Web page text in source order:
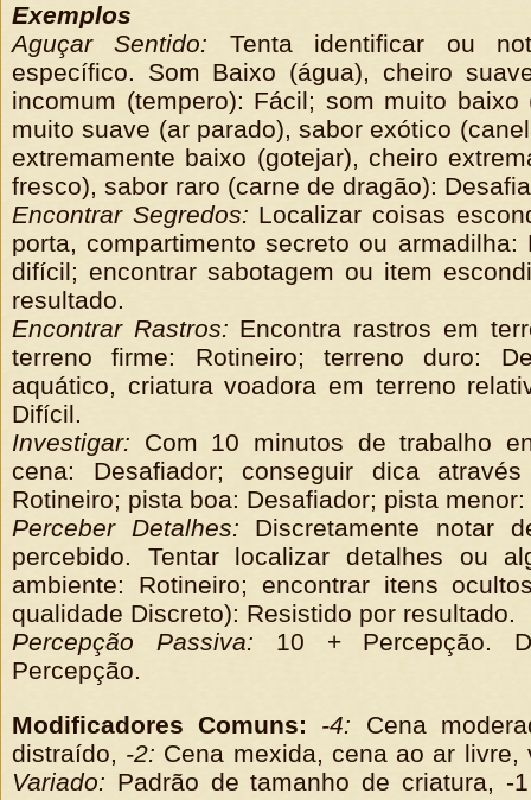
Exemplos
Aguçar Sentido: Tenta identificar ou
específico. Som Baixo (água), cheiro
incomum (tempero): Fácil; som muito baixo
muito suave (ar parado), sabor exótico
extremamente baixo (gotejar), cheiro
fresco), sabor raro (carne de dragão):
Encontrar Segredos: Localizar coisas
porta, compartimento secreto ou armadilha:
difícil; encontrar sabotagem ou item
resultado.
Encontrar Rastros: Encontra rastros em
terreno firme: Rotineiro; terreno duro:
aquático, criatura voadora em terreno
Difícil.
Investigar: Com 10 minutos de trabalho
cena: Desafiador; conseguir dica
Rotineiro; pista boa: Desafiador; pista
Perceber Detalhes: Discretamente notar
percebido. Tentar localizar detalhes ou
ambiente: Rotineiro; encontrar itens
qualidade Discreto): Resistido por resultado.
Percepção Passiva: 10 + Percepção.
Percepção.
Modificadores Comuns:
-4: Cena
distraído, -2: Cena mexida, cena ao ar livre,
Variado: Padrão de tamanho de criatura, -